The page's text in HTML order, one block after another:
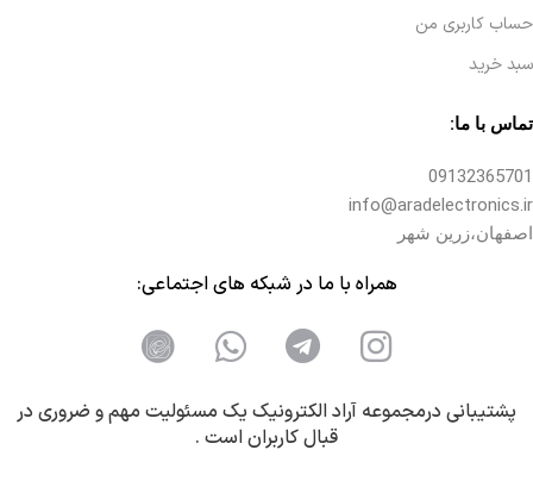
حساب کاربری من
سبد خرید
تماس با ما:
09132365701
info@aradelectronics.ir
اصفهان،زرین شهر
همراه با ما در شبکه های اجتماعی:
پشتیبانی درمجموعه آراد الکترونیک یک مسئولیت مهم و ضروری در
قبال کاربران است .